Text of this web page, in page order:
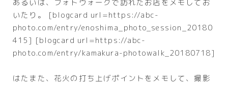
あるいは、フォトウォークで訪れたお店をメモしてお
いたり。 [blogcard url=https://abc-
photo.com/entry/enoshima_photo_session_20180
415] [blogcard url=https://abc-
photo.com/entry/kamakura-photowalk_20180718]
はたまた、花火の打ち上げポイントをメモして、撮影